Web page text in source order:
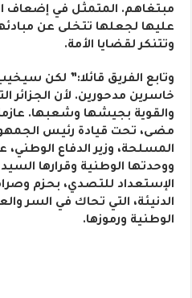
مبتغاهم. المتمثل في إضعاف
عليها لجعلها تتخلى عن مبادئها
وتتنكر لقضايا الأمة.
وتابع الفريق قائلا:” لكن
خاسرين مدحورين. لأن الجزائر
والقوية بجيشها وشعبها.
مضى، تحت قيادة رئيس
المسلحة، وزير الدفاع
ووحدتها الوطنية وقرارها
الإستعداد للتصدي، بحزم
الدنيئة، التي تحاك في السر
الوطنية ورموزها.